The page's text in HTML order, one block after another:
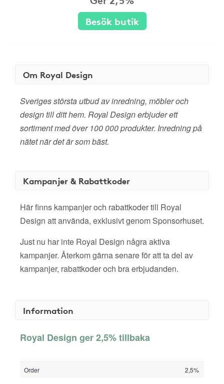
Besök butik
Om Royal Design
Sveriges största utbud av inredning, möbler och
design till ditt hem. Royal Design erbjuder ett
sortiment med över 100 000 produkter. Inredning på
nätet när det är som bäst.
Kampanjer & Rabattkoder
Här finns kampanjer och rabattkoder till Royal
Design att använda, exklusivt genom Sponsorhuset.
Just nu har inte Royal Design några aktiva
kampanjer. Återkom gärna senare för att ta del av
kampanjer, rabattkoder och bra erbjudanden.
Information
Royal Design ger 2,5% tillbaka
Order 2,5%